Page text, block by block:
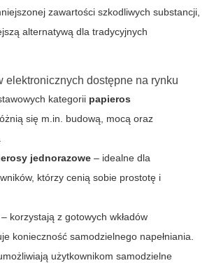
zawartości szkodliwych substancji,
alternatywą dla tradycyjnych
elektronicznych dostępne na rynku
kategorii papieros
się m.in. budową, mocą oraz
jednorazowe – idealne dla
którzy cenią sobie prostotę i
– korzystają z gotowych wkładów
konieczność samodzielnego napełniania.
użytkownikom samodzielne